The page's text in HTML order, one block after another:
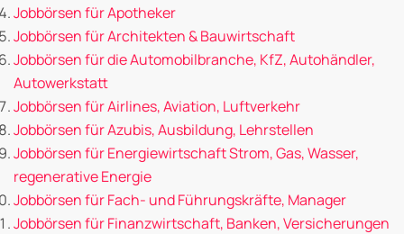
Jobbörsen für Apotheker
Jobbörsen für Architekten & Bauwirtschaft
Jobbörsen für die Automobilbranche, KfZ, Autohändler,
Autowerkstatt
Jobbörsen für Airlines, Aviation, Luftverkehr
Jobbörsen für Azubis, Ausbildung, Lehrstellen
Jobbörsen für Energiewirtschaft Strom, Gas, Wasser,
regenerative Energie
Jobbörsen für Fach- und Führungskräfte, Manager
Jobbörsen für Finanzwirtschaft, Banken, Versicherungen